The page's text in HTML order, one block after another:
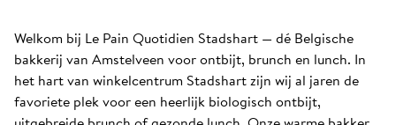
Welkom bij Le Pain Quotidien Stadshart — dé Belgische
bakkerij van Amstelveen voor ontbijt, brunch en lunch. In
het hart van winkelcentrum Stadshart zijn wij al jaren de
favoriete plek voor een heerlijk biologisch ontbijt,